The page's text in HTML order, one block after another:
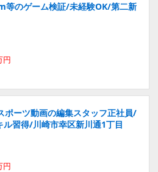
等のゲーム検証/未経験OK/第二新
円
ポーツ動画の編集スタッフ正社員/
習得/川崎市幸区新川通1丁目
円